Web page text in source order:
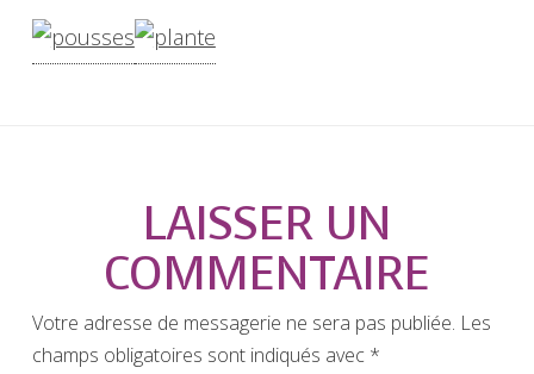
LAISSER UN
COMMENTAIRE
Votre adresse de messagerie ne sera pas publiée. Les
champs obligatoires sont indiqués avec *